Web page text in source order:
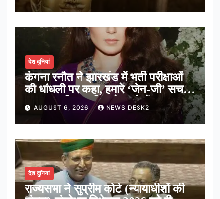
देश दुनियां
कंगना रनौत ने झारखंड में भर्ती परीक्षाओं
की धांधली पर कहा, हमारे ‘जेन-जी’ सच में
हर तरह की तकलीफ झेल रहे हैं
AUGUST 6, 2026 NEWS DESK2
देश दुनियां
राज्यसभा ने सुप्रीम कोर्ट (न्यायाधीशों की